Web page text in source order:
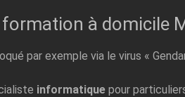
formation à domicile
par exemple via le virus «
informatique pour